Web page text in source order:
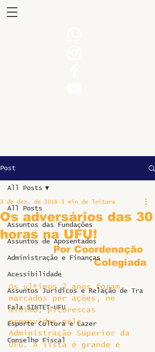
Post
All Posts
Assuntos das Fundações
Assuntos de Aposentados
Administração e Finanças
Acessibilidade
Assuntos Jurídicos e Relação de Tra
Fala SINTET-UFU
Esporte Cultura e Lazer
Conselho Fiscal
All Posts
Os adversários das 30
horas na UFU!
3 de dez. de 2018 3 min de leitura
Por Coordenação
Colegiada
Os últimos 2 anos foram
marcados por ações, no
mínimo, pitorescas
promovidas pela
Administração Superior da
UFU. A lista é grande e